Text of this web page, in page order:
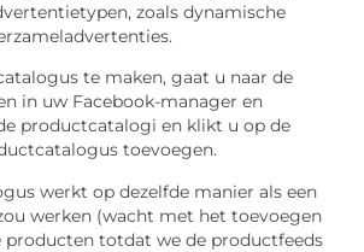
zoals dynamische
te maken, gaat u naar de
in uw Facebook-manager en
productcatalogi en klikt u op de
toevoegen.
werkt op dezelfde manier als een
werken (wacht met het toevoegen
producten totdat we de productfeeds